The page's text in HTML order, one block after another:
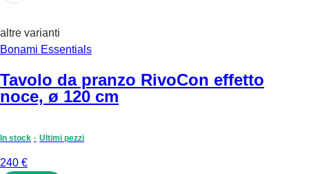
altre varianti
Bonami Essentials
Tavolo da pranzo RivoCon effetto
noce, ø 120 cm
In stock Ultimi pezzi
240 €